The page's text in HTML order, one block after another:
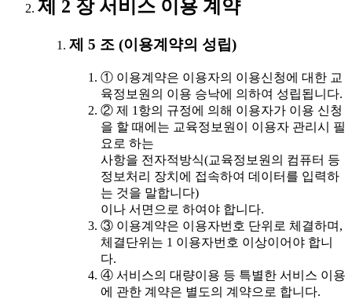
제 2 장 서비스 이용 계약
제 5 조 (이용계약의 성립)
① 이용계약은 이용자의 이용신청에 대한 교
육정보원의 이용 승낙에 의하여 성립됩니다.
② 제 1항의 규정에 의해 이용자가 이용 신청
을 할 때에는 교육정보원이 이용자 관리시 필
요로 하는
사항을 전자적방식(교육정보원의 컴퓨터 등
정보처리 장치에 접속하여 데이터를 입력하
는 것을 말합니다)
이나 서면으로 하여야 합니다.
③ 이용계약은 이용자번호 단위로 체결하며,
체결단위는 1 이용자번호 이상이어야 합니
다.
④ 서비스의 대량이용 등 특별한 서비스 이용
에 관한 계약은 별도의 계약으로 합니다.